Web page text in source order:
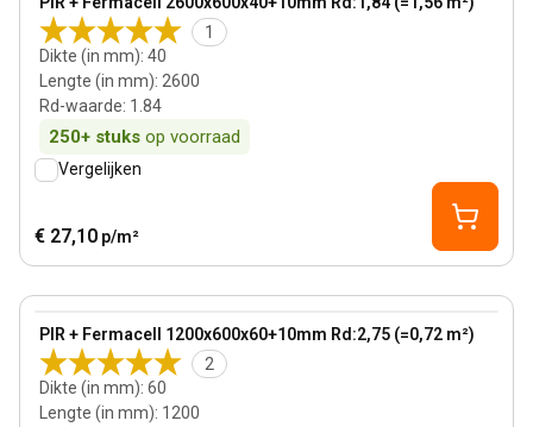
1
Dikte (in mm): 40
Lengte (in mm): 2600
Rd-waarde: 1.84
250+ stuks op voorraad
Vergelijken
€ 27,10 p/m²
PIR + Fermacell 1200x600x60+10mm Rd:2,75 (=0,72 m²)
2
Dikte (in mm): 60
Lengte (in mm): 1200
View product